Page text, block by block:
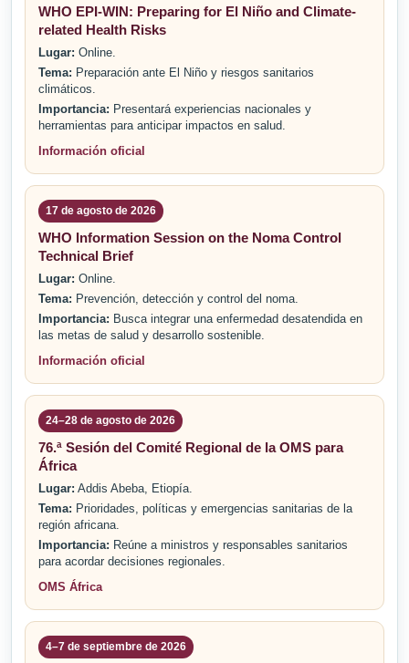
WHO EPI-WIN: Preparing for El Niño and Climate-
related Health Risks
Lugar: Online.
Tema: Preparación ante El Niño y riesgos sanitarios
climáticos.
Importancia: Presentará experiencias nacionales y
herramientas para anticipar impactos en salud.
Información oficial
17 de agosto de 2026
WHO Information Session on the Noma Control
Technical Brief
Lugar: Online.
Tema: Prevención, detección y control del noma.
Importancia: Busca integrar una enfermedad desatendida en
las metas de salud y desarrollo sostenible.
Información oficial
24–28 de agosto de 2026
76.ª Sesión del Comité Regional de la OMS para
África
Lugar: Addis Abeba, Etiopía.
Tema: Prioridades, políticas y emergencias sanitarias de la
región africana.
Importancia: Reúne a ministros y responsables sanitarios
para acordar decisiones regionales.
OMS África
4–7 de septiembre de 2026